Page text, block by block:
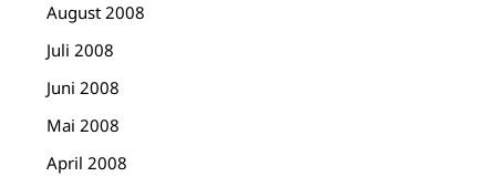
August 2008
Juli 2008
Juni 2008
Mai 2008
April 2008